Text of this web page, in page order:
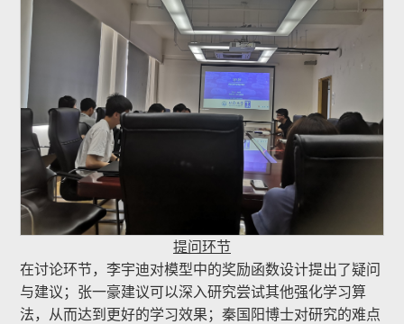
提问环节
在讨论环节，李宇迪对模型中的奖励函数设计提出了疑问
与建议；张一豪建议可以深入研究尝试其他强化学习算
法，从而达到更好的学习效果；秦国阳博士对研究的难点